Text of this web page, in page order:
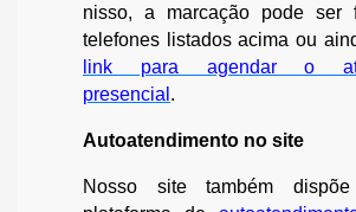
nisso, a marcação pode ser
telefones listados acima ou
link para agendar o
presencial .
Autoatendimento no site
Nosso site também